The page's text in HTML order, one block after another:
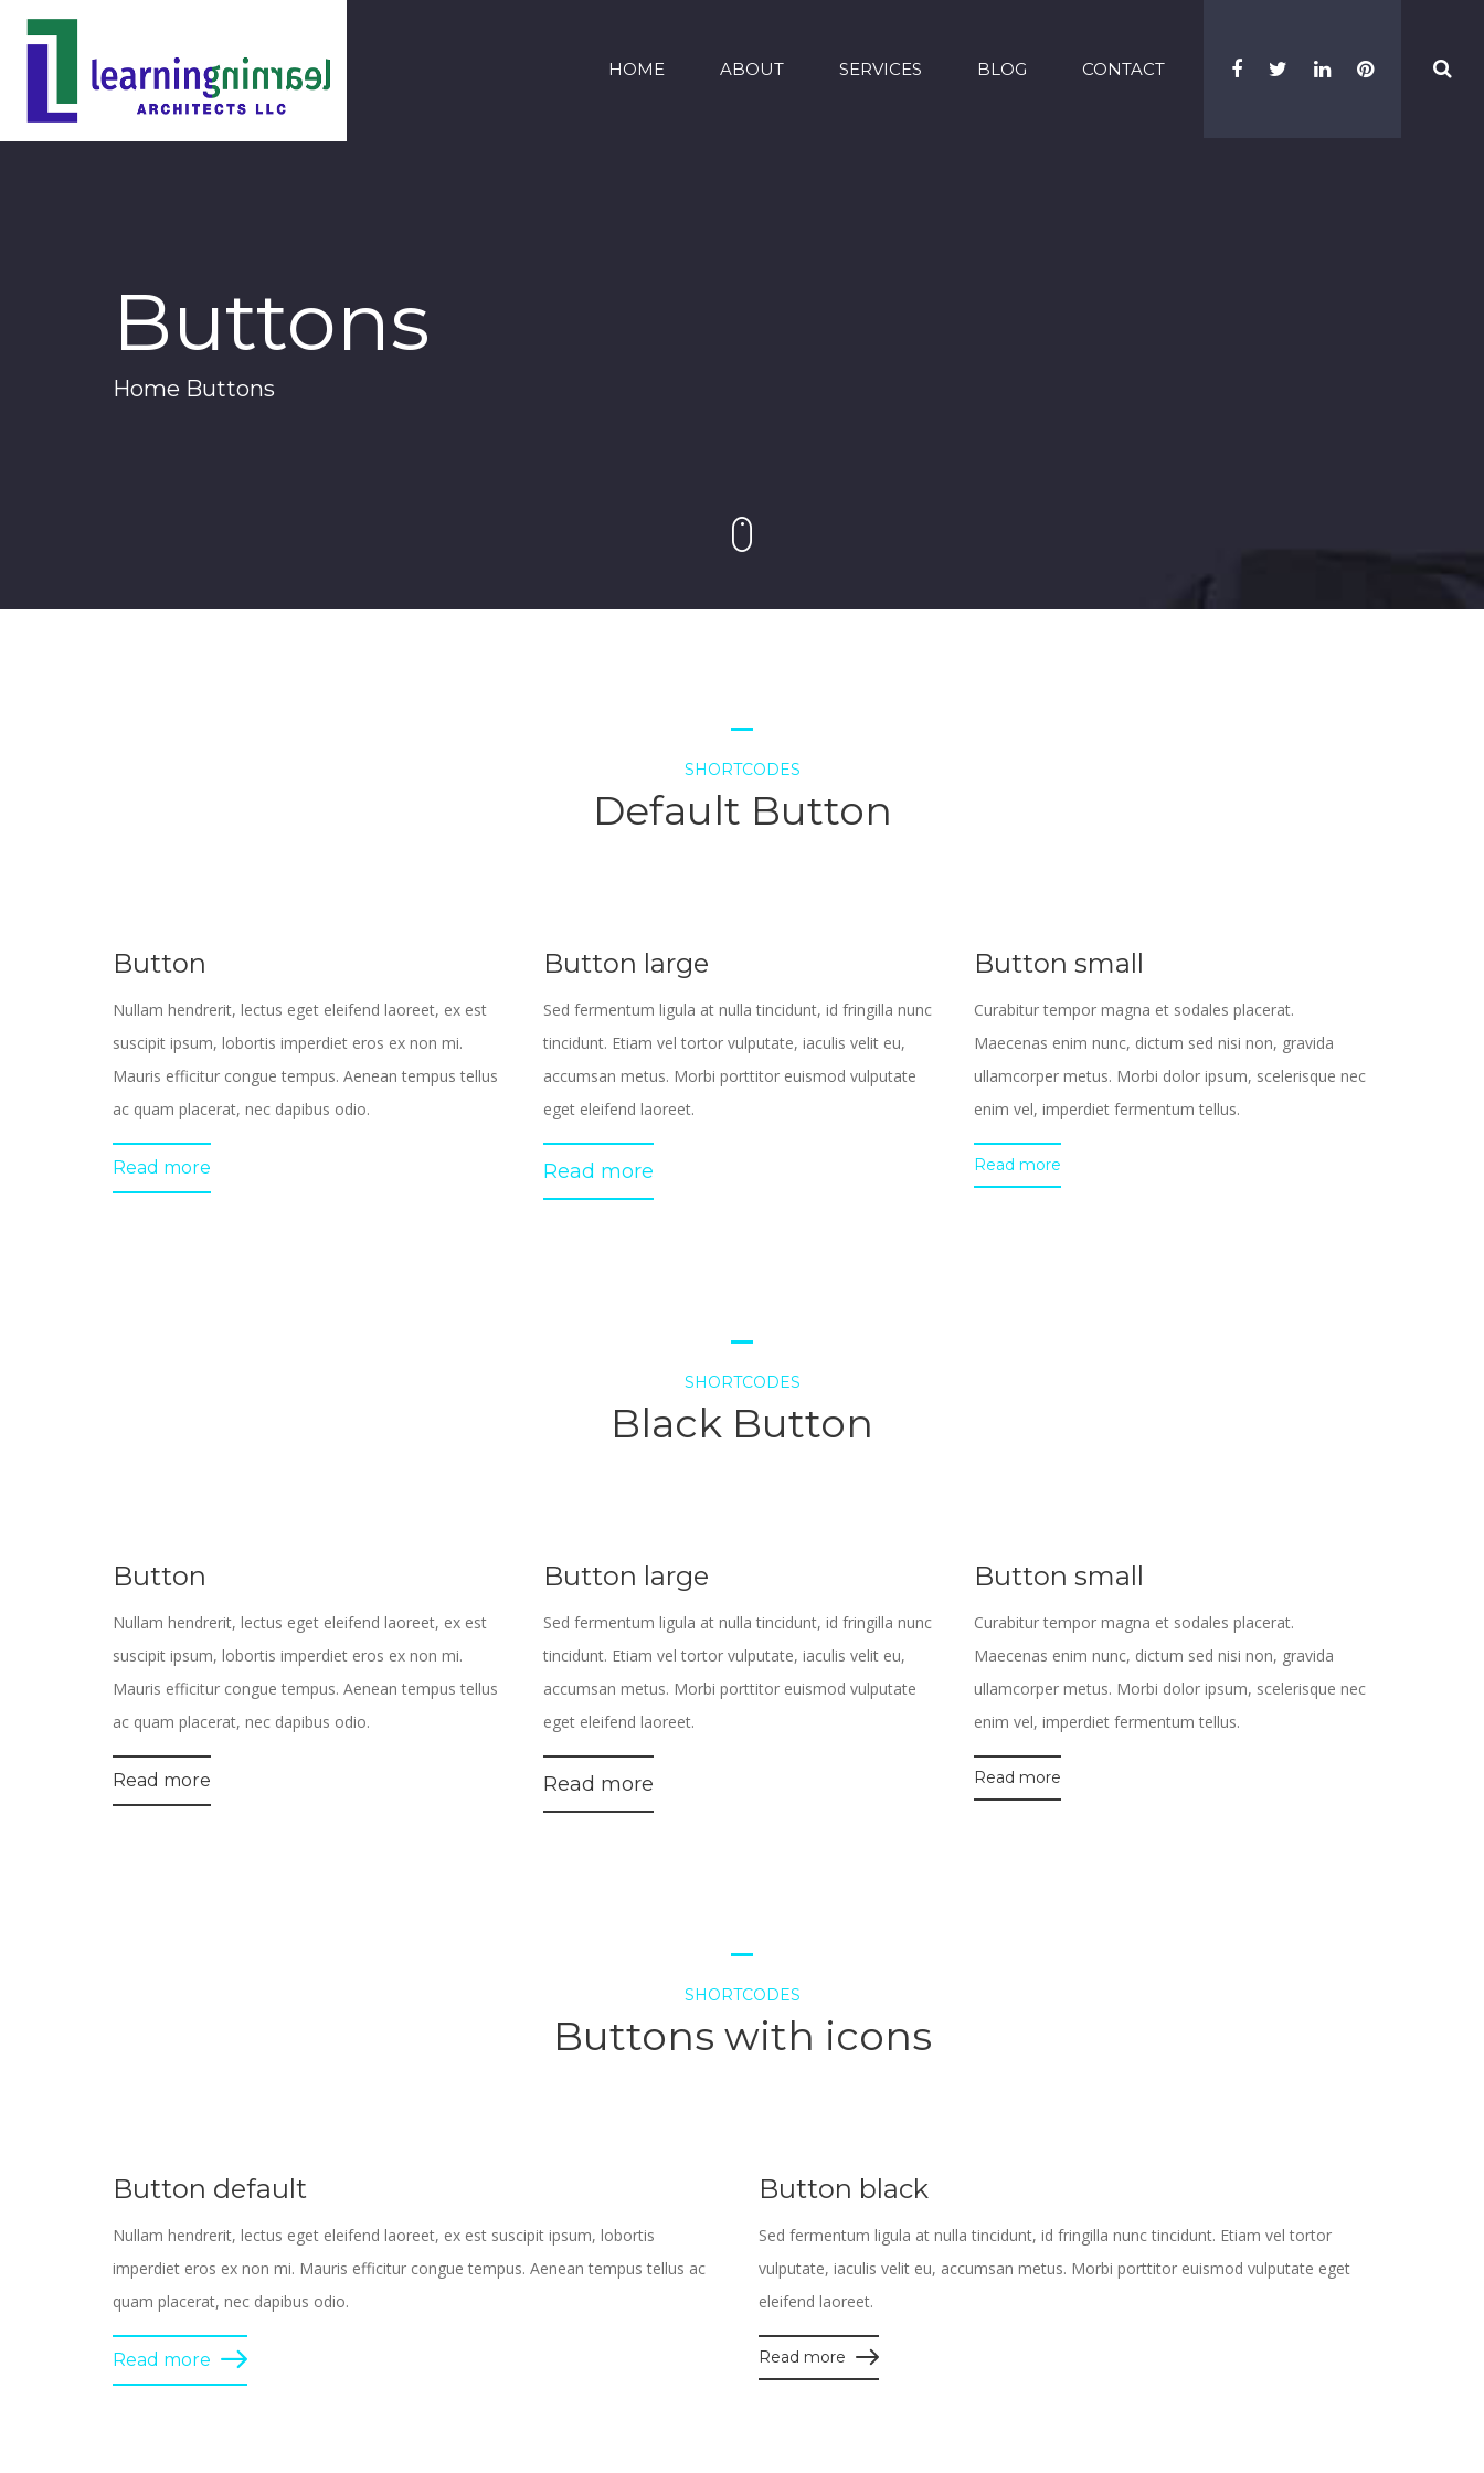
HOME ABOUT SERVICES BLOG CONTACT
Buttons
Home Buttons
SHORTCODES
Default Button
Button
Nullam hendrerit, lectus eget eleifend laoreet, ex est
suscipit ipsum, lobortis imperdiet eros ex non mi.
Mauris efficitur congue tempus. Aenean tempus tellus
ac quam placerat, nec dapibus odio.
Read more
Button large
Sed fermentum ligula at nulla tincidunt, id fringilla nunc
tincidunt. Etiam vel tortor vulputate, iaculis velit eu,
accumsan metus. Morbi porttitor euismod vulputate
eget eleifend laoreet.
Read more
Button small
Curabitur tempor magna et sodales placerat.
Maecenas enim nunc, dictum sed nisi non, gravida
ullamcorper metus. Morbi dolor ipsum, scelerisque nec
enim vel, imperdiet fermentum tellus.
Read more
SHORTCODES
Black Button
Button
Nullam hendrerit, lectus eget eleifend laoreet, ex est
suscipit ipsum, lobortis imperdiet eros ex non mi.
Mauris efficitur congue tempus. Aenean tempus tellus
ac quam placerat, nec dapibus odio.
Read more
Button large
Sed fermentum ligula at nulla tincidunt, id fringilla nunc
tincidunt. Etiam vel tortor vulputate, iaculis velit eu,
accumsan metus. Morbi porttitor euismod vulputate
eget eleifend laoreet.
Read more
Button small
Curabitur tempor magna et sodales placerat.
Maecenas enim nunc, dictum sed nisi non, gravida
ullamcorper metus. Morbi dolor ipsum, scelerisque nec
enim vel, imperdiet fermentum tellus.
Read more
SHORTCODES
Buttons with icons
Button default
Nullam hendrerit, lectus eget eleifend laoreet, ex est suscipit ipsum, lobortis
imperdiet eros ex non mi. Mauris efficitur congue tempus. Aenean tempus tellus ac
quam placerat, nec dapibus odio.
Read more
Button black
Sed fermentum ligula at nulla tincidunt, id fringilla nunc tincidunt. Etiam vel tortor
vulputate, iaculis velit eu, accumsan metus. Morbi porttitor euismod vulputate eget
eleifend laoreet.
Read more